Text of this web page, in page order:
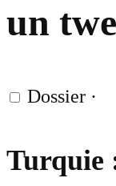
un
Dossier ·
Turquie